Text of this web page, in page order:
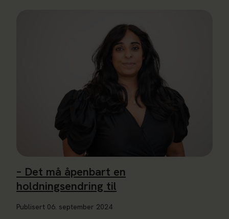
– Det må åpenbart en
holdningsendring til
Publisert 06. september 2024